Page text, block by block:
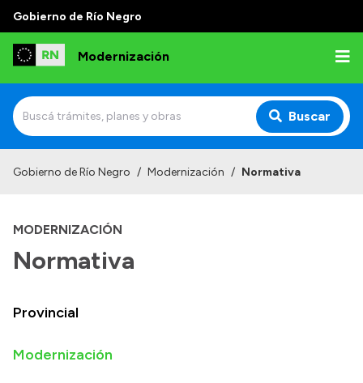
Gobierno de Río Negro
Modernización
Buscar
Misión y Visión
Transparencia
Gobierno de Río Negro / Modernización / Normativa
MODERNIZACIÓN
Normativa
Provincial
Modernización